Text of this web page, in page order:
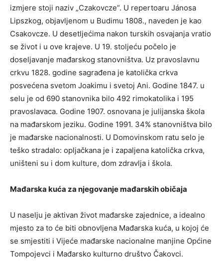
izmjere stoji naziv „Czakovcze“. U repertoaru Jánosa
Lipszkog, objavljenom u Budimu 1808., naveden je kao
Csakovcze. U desetljećima nakon turskih osvajanja vratio
se život i u ove krajeve. U 19. stoljeću počelo je
doseljavanje mađarskog stanovništva. Uz pravoslavnu
crkvu 1828. godine sagrađena je katolička crkva
posvećena svetom Joakimu i svetoj Ani. Godine 1847. u
selu je od 690 stanovnika bilo 492 rimokatolika i 195
pravoslavaca. Godine 1907. osnovana je julijanska škola
na mađarskom jeziku. Godine 1991. 34% stanovništva bilo
je mađarske nacionalnosti. U Domovinskom ratu selo je
teško stradalo: opljačkana je i zapaljena katolička crkva,
uništeni su i dom kulture, dom zdravlja i škola.
Mađarska kuća za njegovanje mađarskih običaja
U naselju je aktivan život mađarske zajednice, a idealno
mjesto za to će biti obnovljena Mađarska kuća, u kojoj će
se smjestiti i Vijeće mađarske nacionalne manjine Općine
Tompojevci i Mađarsko kulturno društvo Čakovci.